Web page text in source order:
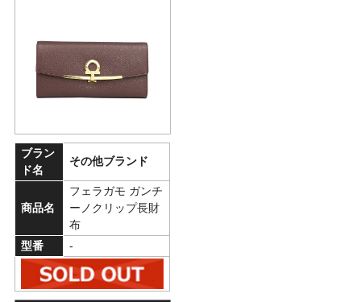
ブラン
ド名
その他ブランド
商品名
フェラガモ ガンチ
ーノクリップ長財
布
型番
-